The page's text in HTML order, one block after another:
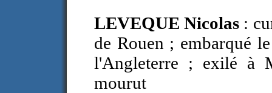
LEVEQUE Nicolas :
de Rouen ; embarqué
l'Angleterre ; exilé à
mourut